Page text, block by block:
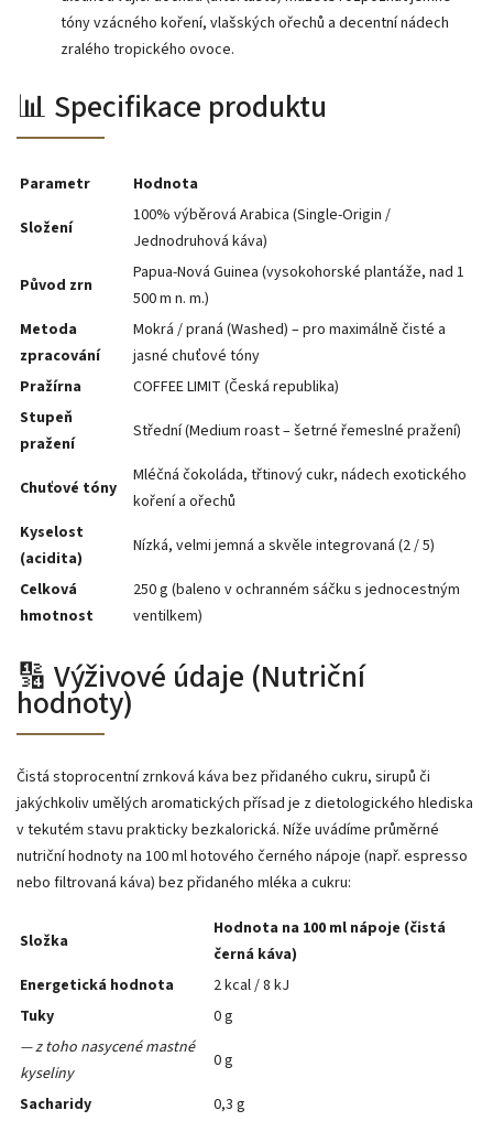
tóny vzácného koření, vlašských ořechů a decentní nádech
zralého tropického ovoce.
📊 Specifikace produktu
Parametr
Hodnota
Složení
100% výběrová Arabica (Single-Origin /
Jednodruhová káva)
Původ zrn
Papua-Nová Guinea (vysokohorské plantáže, nad 1
500 m n. m.)
Metoda
zpracování
Mokrá / praná (Washed) – pro maximálně čisté a
jasné chuťové tóny
Pražírna
COFFEE LIMIT (Česká republika)
Stupeň
pražení
Střední (Medium roast – šetrné řemeslné pražení)
Chuťové tóny
Mléčná čokoláda, třtinový cukr, nádech exotického
koření a ořechů
Kyselost
(acidita)
Nízká, velmi jemná a skvěle integrovaná (2 / 5)
Celková
hmotnost
250 g (baleno v ochranném sáčku s jednocestným
ventilkem)
🔢 Výživové údaje (Nutriční
hodnoty)
Čistá stoprocentní zrnková káva bez přidaného cukru, sirupů či
jakýchkoliv umělých aromatických přísad je z dietologického hlediska
v tekutém stavu prakticky bezkalorická. Níže uvádíme průměrné
nutriční hodnoty na 100 ml hotového černého nápoje (např. espresso
nebo filtrovaná káva) bez přidaného mléka a cukru:
Složka
Hodnota na 100 ml nápoje (čistá
černá káva)
Energetická hodnota
2 kcal / 8 kJ
Tuky
0 g
— z toho nasycené mastné
kyseliny
0 g
Sacharidy
0,3 g